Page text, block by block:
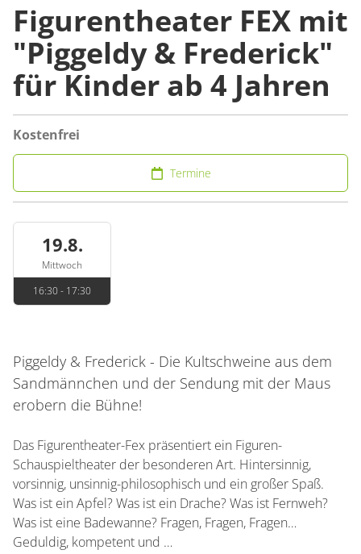
Figurentheater FEX mit
"Piggeldy & Frederick"
für Kinder ab 4 Jahren
Kostenfrei
Termine
19.8.
Mittwoch
16:30 - 17:30
Piggeldy & Frederick - Die Kultschweine aus dem
Sandmännchen und der Sendung mit der Maus
erobern die Bühne!
Das Figurentheater-Fex präsentiert ein Figuren-
Schauspieltheater der besonderen Art. Hintersinnig,
vorsinnig, unsinnig-philosophisch und ein großer Spaß.
Was ist ein Apfel? Was ist ein Drache? Was ist Fernweh?
Was ist eine Badewanne? Fragen, Fragen, Fragen…
Geduldig, kompetent und …